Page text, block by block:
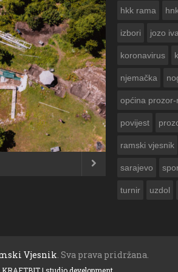
RAMSKOG VJESNIKA ZA
2023. GODINE

hkk rama
izbori jozo
koronavirus
njemačka
općina prozor-
povijest
ramski vjesnik
sarajevo
turnir uzdol
Vjesnik. Sva prava pridržana.